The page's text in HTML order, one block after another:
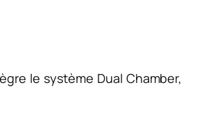
le système Dual Chamber,